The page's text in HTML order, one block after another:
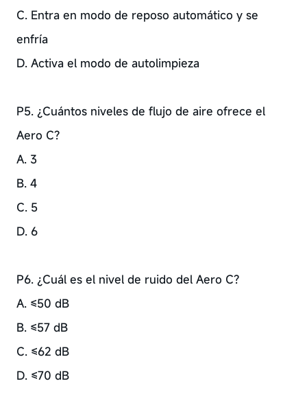
C. Entra en modo de reposo automático y se
enfría
D. Activa el modo de autolimpieza
P5. ¿Cuántos niveles de flujo de aire ofrece el
Aero C?
A. 3
B. 4
C. 5
D. 6
P6. ¿Cuál es el nivel de ruido del Aero C?
A. ≤50 dB
B. ≤57 dB
C. ≤62 dB
D. ≤70 dB